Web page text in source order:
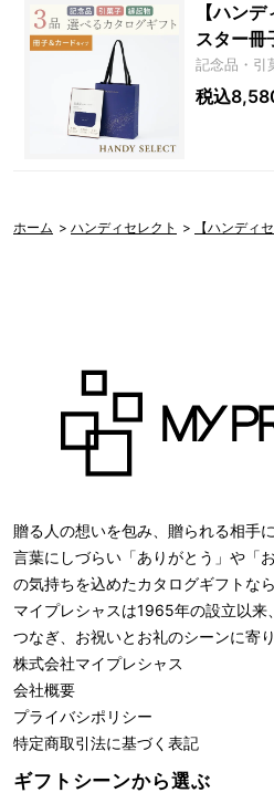
【ハンデ
スター
記念品・引
税込
ホーム > ハンディセレクト > 【ハンディ
贈る人の想いを包み、贈られる相手
言葉にしづらい「ありがとう」や「
の気持ちを込めたカタログギフトな
マイプレシャスは1965年の設立以来
つなぎ、お祝いとお礼のシーンに寄
株式会社マイプレシャス
会社概要
プライバシポリシー
特定商取引法に基づく表記
ギフトシーンから選ぶ